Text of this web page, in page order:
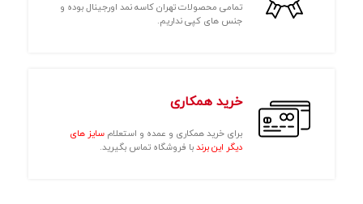
تمامی محصولات تهران کاسه نمد اورجینال بوده و
جنس های کپی نداریم.
خرید همکاری
برای خرید همکاری و عمده و استعلام سایز های
دیگر این برندبا فروشگاه تماس بگیرید.